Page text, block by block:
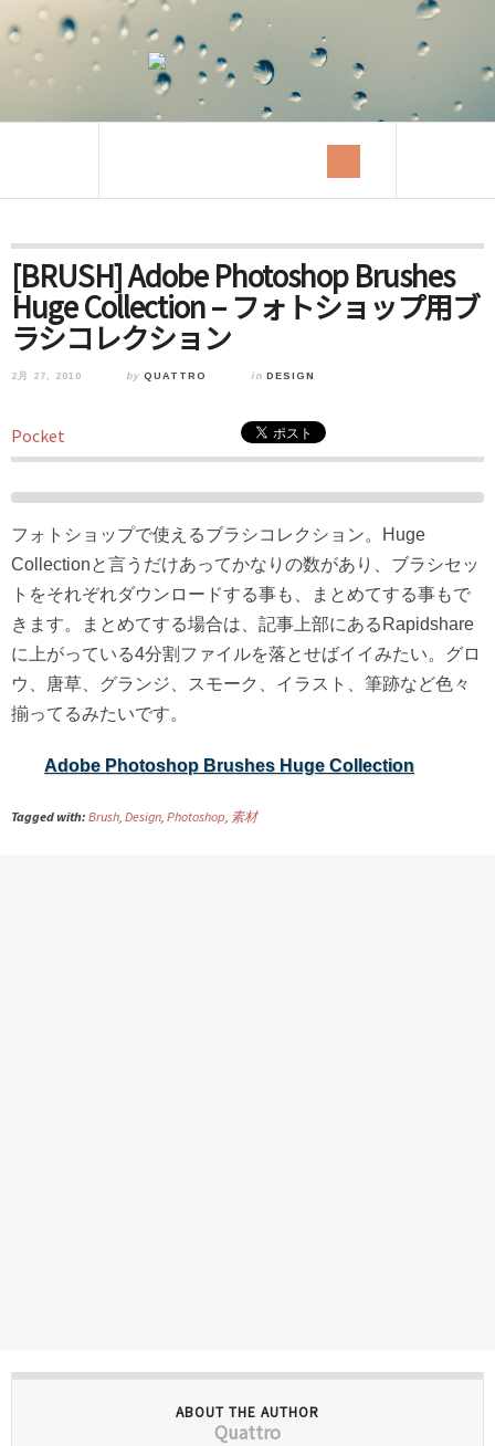
[BRUSH] Adobe Photoshop Brushes
Huge Collection – フォトショップ用ブ
ラシコレクション
2月 27, 2010 by QUATTRO in DESIGN
Pocket
フォトショップで使えるブラシコレクション。Huge
Collectionと言うだけあってかなりの数があり、ブラシセッ
トをそれぞれダウンロードする事も、まとめてする事もで
きます。まとめてする場合は、記事上部にあるRapidshare
に上がっている4分割ファイルを落とせばイイみたい。グロ
ウ、唐草、グランジ、スモーク、イラスト、筆跡など色々
揃ってるみたいです。
Adobe Photoshop Brushes Huge Collection
Tagged with: Brush, Design, Photoshop, 素材
ABOUT THE AUTHOR
Quattro